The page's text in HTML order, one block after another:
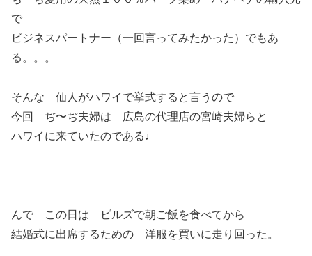
で
ビジネスパートナー（一回言ってみたかった）でもあ
る。。。
そんな 仙人がハワイで挙式すると言うので
今回 ぢ〜ぢ夫婦は 広島の代理店の宮崎夫婦らと
ハワイに来ていたのである♩
んで この日は ビルズで朝ご飯を食べてから
結婚式に出席するための 洋服を買いに走り回った。